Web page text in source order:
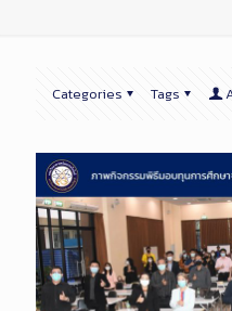
Categories Tags